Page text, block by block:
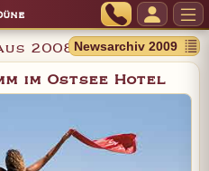
2008
im Ostsee Hotel